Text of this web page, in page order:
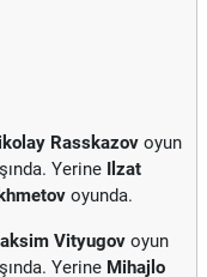
Rasskazov oyun
Yerine Ilzat
oyunda.
Vityugov oyun
Yerine Mihajlo